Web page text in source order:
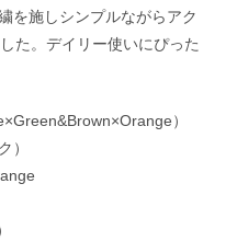
を施しシンプルながらアク
た。デイリー使いにぴった
）
）